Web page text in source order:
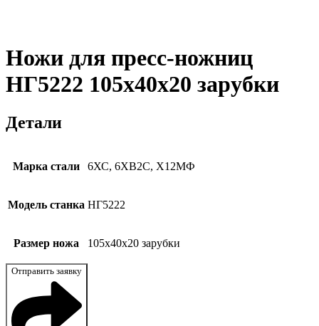
Ножи для пресс-ножниц
НГ5222 105x40x20 зарубки
Детали
Марка стали 6ХС, 6ХВ2С, Х12МФ
Модель станка НГ5222
Размер ножа 105x40x20 зарубки
Отправить заявку